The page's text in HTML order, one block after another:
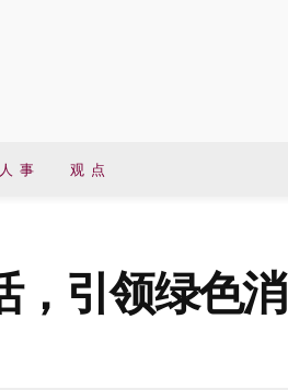
人 事 观 点
，引领绿色消